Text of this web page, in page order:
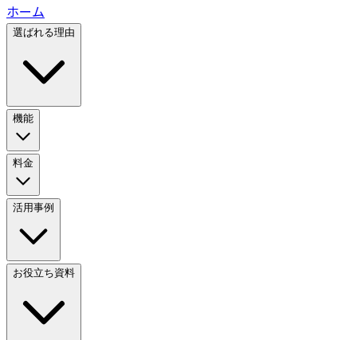
ホーム
選ばれる理由
機能
料金
活用事例
お役立ち資料